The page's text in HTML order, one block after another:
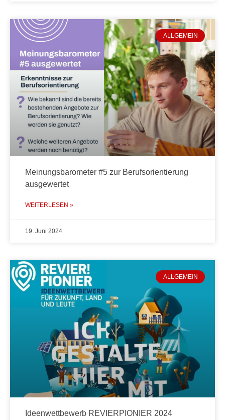
ALLGEMEIN
Meinungsbarometer #5 zur Berufsorientierung
ausgewertet
WEITERLESEN »
19. Juni 2024
ALLGEMEIN
Ideenwettbewerb REVIERPIONIER 2024